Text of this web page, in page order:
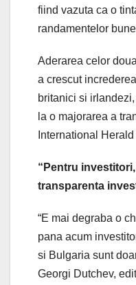
fiind vazuta ca o
randamentelor
Aderarea celor
a crescut
britanici si
la o majorarea a
International
“Pentru
transparenta
“E mai degraba o
pana acum
si Bulgaria sunt
Georgi Dutchev,